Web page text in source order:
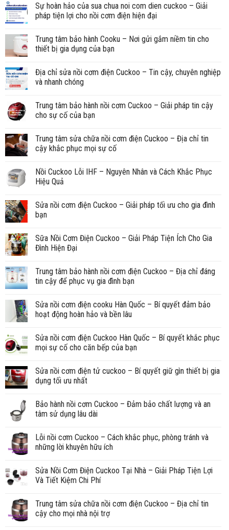
Sự hoàn hảo của sua chua noi com dien cuckoo – Giải
pháp tiện lợi cho nồi cơm điện hiện đại
Trung tâm bảo hành Cooku – Nơi gửi gắm niềm tin cho
thiết bị gia dụng của bạn
Địa chỉ sửa nồi cơm điện Cuckoo – Tin cậy, chuyên nghiệp
và nhanh chóng
Trung tâm bảo hành nồi cơm Cuckoo – Giải pháp tin cậy
cho sự cố của bạn
Trung tâm sửa chữa nồi cơm điện Cuckoo – Địa chỉ tin
cậy khắc phục mọi sự cố
Nồi Cuckoo Lỗi IHF – Nguyên Nhân và Cách Khắc Phục
Hiệu Quả
Sửa nồi cơm điện Cuckoo – Giải pháp tối ưu cho gia đình
bạn
Sữa Nồi Cơm Điện Cuckoo – Giải Pháp Tiện Ích Cho Gia
Đình Hiện Đại
Trung tâm bảo hành nồi cơm điện Cuckoo – Địa chỉ đáng
tin cậy để phục vụ gia đình bạn
Sửa nồi cơm điện cooku Hàn Quốc – Bí quyết đảm bảo
hoạt động hoàn hảo và bền lâu
Sửa nồi cơm điện Cuckoo Hàn Quốc – Bí quyết khắc phục
mọi sự cố cho căn bếp của bạn
Sửa nồi cơm điện tử cuckoo – Bí quyết giữ gìn thiết bị gia
dụng tối ưu nhất
Bảo hành nồi cơm Cuckoo – Đảm bảo chất lượng và an
tâm sử dụng lâu dài
Lỗi nồi cơm Cuckoo – Cách khắc phục, phòng tránh và
những lời khuyên hữu ích
Sửa Nồi Cơm Điện Cuckoo Tại Nhà – Giải Pháp Tiện Lợi
Và Tiết Kiệm Chi Phí
Trung tâm sửa chữa nồi cơm điện Cuckoo – Địa chỉ tin
cậy cho mọi nhà nội trợ